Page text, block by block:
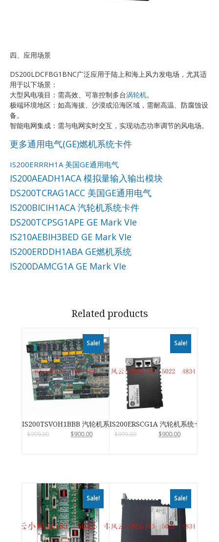
四、应用场景
DS200LDCFBG1BNC广泛应用于陆上和海上风力发电场，尤其适
用于以下场景：
大型风电项目：需高效、可靠控制多台涡轮机。
极端环境地区：如高海拔、沙漠或沿海区域，需耐高温、防腐蚀设
备。
智能电网集成：需与电网实时交互，实现动态功率调节的风电场。
更多通用电气(GE)燃机系统卡件
IS200ERRRH1A 美国GE通用电气
IS200AEADH1ACA 模拟量输入输出模块
DS200TCRAG1ACC 美国GE通用电气
IS200BICIH1ACA 汽轮机系统卡件
DS200TCPSG1APE GE Mark VIe
IS210AEBIH3BED GE Mark VIe
IS200ERDDH1ABA GE燃机系统
IS200DAMCG1A GE Mark VIe
Related products
Sale!
IS200TSVOH1BBB 汽轮机系统卡件
$999.00 $900.00
Sale!
IS200ERSCG1A 汽轮机系统卡件
$999.00 $900.00
Sale! Sale!